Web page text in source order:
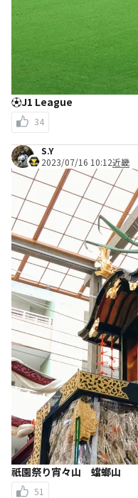
⚽J1 League
34
S.Y
2023/07/16 10:12近畿
祇園祭り宵々山 蟷螂山
51